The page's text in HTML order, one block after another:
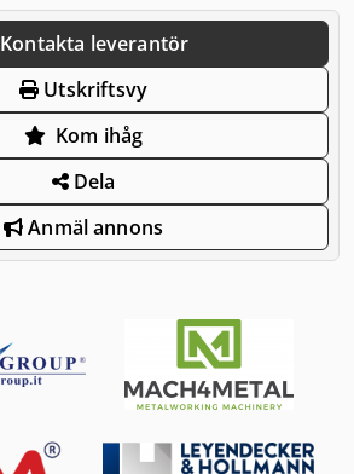
Kontakta leverantör
Utskriftsvy
Kom ihåg
Dela
Anmäl annons